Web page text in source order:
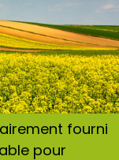
fourni
pour